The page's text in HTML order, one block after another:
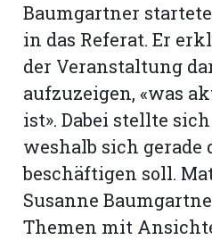
Baumgartner
in das Referat. Er
der Veranstaltung
aufzuzeigen, «was
ist». Dabei stellte
weshalb sich
beschäftigen soll.
Susanne
Themen mit